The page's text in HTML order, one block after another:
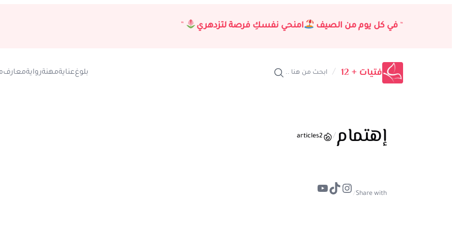
“ في كل يوم من الصيف امنحي نفسكِ فرصة لتزدهري ”
فتيات + 12 / ابحث من هنا .. بلوغعنايةمهنةروايةمعارف
إهتمام/
2
articles
Share with
/
إنستجرام
تيك توكيوتيوب